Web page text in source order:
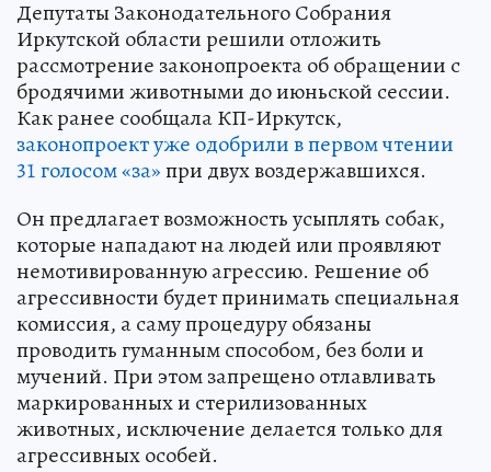
Депутаты Законодательного Собрания
Иркутской области решили отложить
рассмотрение законопроекта об обращении с
бродячими животными до июньской сессии.
Как ранее сообщала КП-Иркутск,
законопроект уже одобрили в первом чтении
31 голосом «за»при двух воздержавшихся.
Он предлагает возможность усыплять собак,
которые нападают на людей или проявляют
немотивированную агрессию. Решение об
агрессивности будет принимать специальная
комиссия, а саму процедуру обязаны
проводить гуманным способом, без боли и
мучений. При этом запрещено отлавливать
маркированных и стерилизованных
животных, исключение делается только для
агрессивных особей.